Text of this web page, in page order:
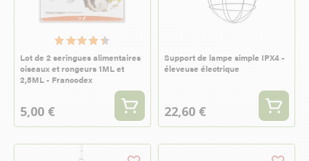
Lot de 2 seringues alimentaires
oiseaux et rongeurs 1ML et
2,5ML - Francodex
5,00 €
Support de lampe simple IPX4 -
éleveuse électrique
22,60 €